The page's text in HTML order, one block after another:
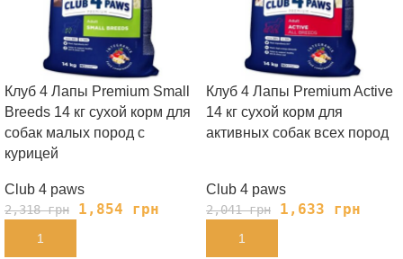
Клуб 4 Лапы Premium Small
Breeds 14 кг сухой корм для
собак малых пород с
курицей
Club 4 paws
2,318грн 1,854 грн
В КОРЗИНУ
Клуб 4 Лапы Premium Active
14 кг сухой корм для
активных собак всех пород
Club 4 paws
2,041грн 1,633 грн
В КОРЗИНУ